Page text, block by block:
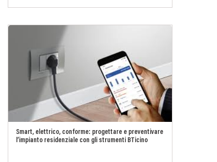
Smart, elettrico, conforme: progettare e preventivare
l’impianto residenziale con gli strumenti BTicino